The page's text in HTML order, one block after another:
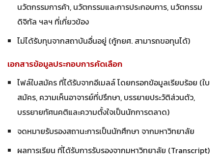
นวัตกรรมการค้า, นวัตกรรมและการประกอบการ, นวัตกรรม
ดิจิทัล ฯลฯ ที่เกี่ยวข้อง
ไม่ได้รับทุนจากสถาบันอื่นอยู่ (กู้กยศ. สามารถขอทุนได้)
เอกสารข้อมูลประกอบการคัดเลือก
ไฟล์ใบสมัคร ที่ได้รับจากอีเมลล์ โดยกรอกข้อมูลเรียบร้อย (ใบ
สมัคร, ความเห็นอาจารย์ที่ปรึกษา, บรรยายประวัติส่วนตัว,
บรรยายทัศนคติและความตั้งใจเป็นนักการตลาด)
จดหมายรับรองสถานะการเป็นนักศึกษา จากมหาวิทยาลัย
ผลการเรียน ที่ได้รับการรับรองจากมหาวิทยาลัย (Transcript)